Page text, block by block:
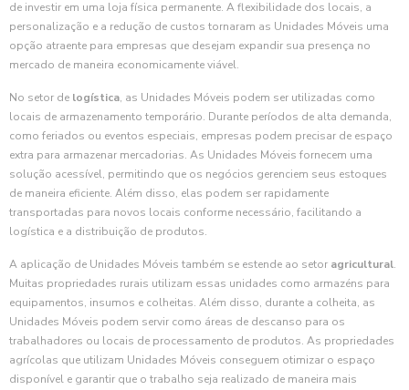
de investir em uma loja física permanente. A flexibilidade dos locais, a
personalização e a redução de custos tornaram as Unidades Móveis uma
opção atraente para empresas que desejam expandir sua presença no
mercado de maneira economicamente viável.
No setor de logística, as Unidades Móveis podem ser utilizadas como
locais de armazenamento temporário. Durante períodos de alta demanda,
como feriados ou eventos especiais, empresas podem precisar de espaço
extra para armazenar mercadorias. As Unidades Móveis fornecem uma
solução acessível, permitindo que os negócios gerenciem seus estoques
de maneira eficiente. Além disso, elas podem ser rapidamente
transportadas para novos locais conforme necessário, facilitando a
logística e a distribuição de produtos.
A aplicação de Unidades Móveis também se estende ao setor agricultural.
Muitas propriedades rurais utilizam essas unidades como armazéns para
equipamentos, insumos e colheitas. Além disso, durante a colheita, as
Unidades Móveis podem servir como áreas de descanso para os
trabalhadores ou locais de processamento de produtos. As propriedades
agrícolas que utilizam Unidades Móveis conseguem otimizar o espaço
disponível e garantir que o trabalho seja realizado de maneira mais